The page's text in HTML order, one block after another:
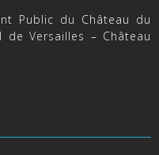
Public du Château du
Versailles – Château